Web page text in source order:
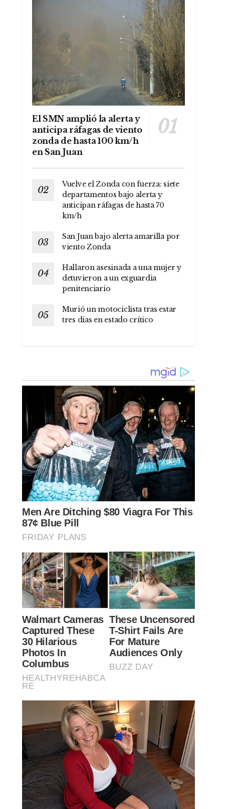
El SMN amplió la alerta y
anticipa ráfagas de viento
zonda de hasta 100 km/h
en San Juan
Vuelve el Zonda con fuerza: siete
departamentos bajo alerta y
anticipan ráfagas de hasta 70
km/h
San Juan bajo alerta amarilla por
viento Zonda
Hallaron asesinada a una mujer y
detuvieron a un exguardia
penitenciario
Murió un motociclista tras estar
tres días en estado crítico